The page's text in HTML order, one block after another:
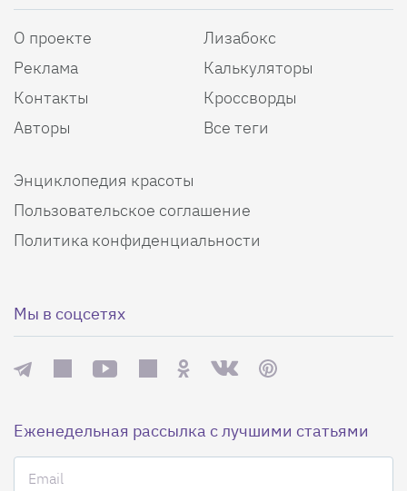
О проекте
Реклама
Контакты
Авторы
Лизабокс
Калькуляторы
Кроссворды
Все теги
Энциклопедия красоты
Пользовательское соглашение
Политика конфиденциальности
Мы в соцсетях
Еженедельная рассылка с лучшими статьями